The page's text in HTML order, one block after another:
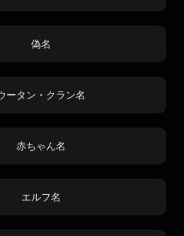
偽名
ータン・クラン名
赤ちゃん名
エルフ名